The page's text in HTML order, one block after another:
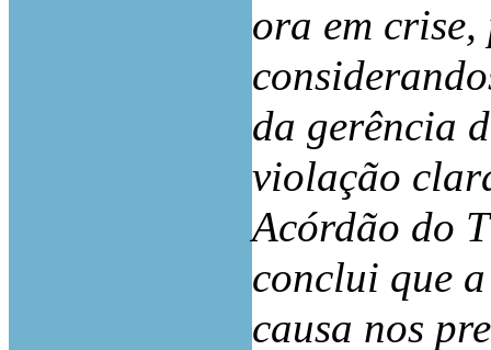
ora em crise,
da gerência
violação
Acórdão do
conclui que
causa nos